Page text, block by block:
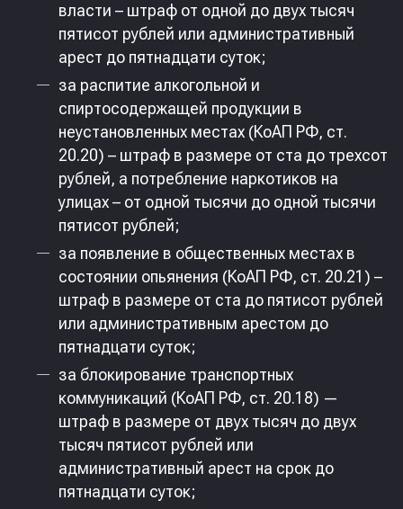
власти – штраф от одной до двух тысяч
пятисот рублей или административный
арест до пятнадцати суток;
за распитие алкогольной и
спиртосодержащей продукции в
неустановленных местах (КоАП РФ, ст.
20.20) – штраф в размере от ста до трехсот
рублей, а потребление наркотиков на
улицах – от одной тысячи до одной тысячи
пятисот рублей;
за появление в общественных местах в
состоянии опьянения (КоАП РФ, ст. 20.21) –
штраф в размере от ста до пятисот рублей
или административным арестом до
пятнадцати суток;
за блокирование транспортных
коммуникаций (КоАП РФ, ст. 20.18) —
штраф в размере от двух тысяч до двух
тысяч пятисот рублей или
административный арест на срок до
пятнадцати суток;